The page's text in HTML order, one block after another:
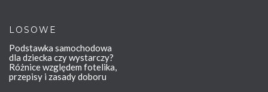
LOSOWE
Podstawka samochodowa
dla dziecka czy wystarczy?
Różnice względem fotelika,
przepisy i zasady doboru